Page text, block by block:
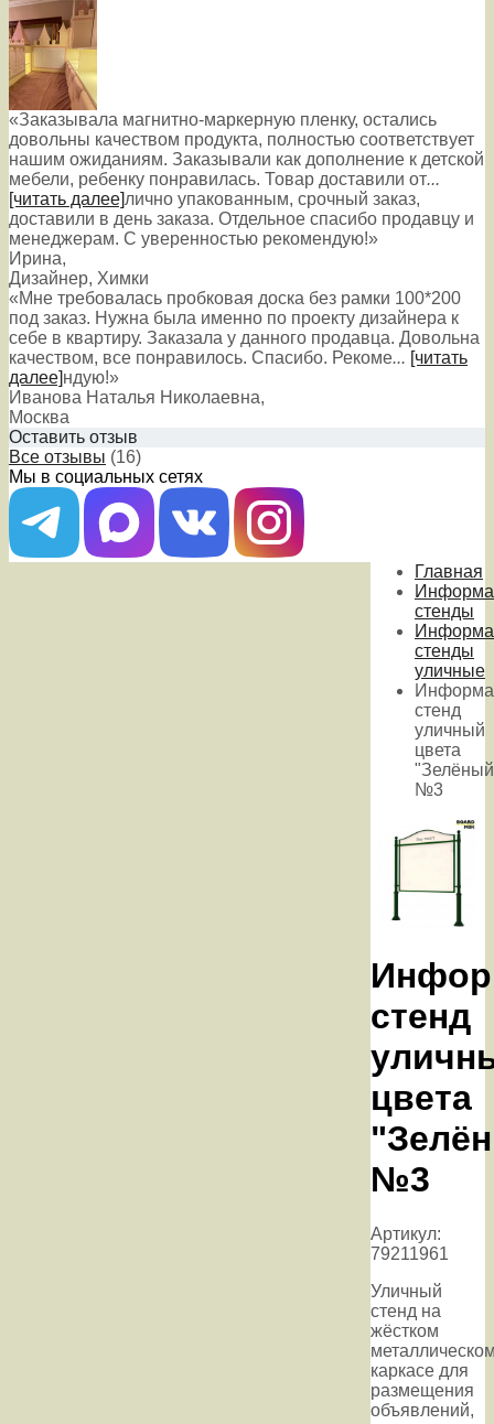
«Заказывала магнитно-маркерную пленку, остались
довольны качеством продукта, полностью соответствует
нашим ожиданиям. Заказывали как дополнение к детской
мебели, ребенку понравилась. Товар доставили от...
[читать далее]лично упакованным, срочный заказ,
доставили в день заказа. Отдельное спасибо продавцу и
менеджерам. С уверенностью рекомендую!»
Ирина,
Дизайнер, Химки
«Мне требовалась пробковая доска без рамки 100*200
под заказ. Нужна была именно по проекту дизайнера к
себе в квартиру. Заказала у данного продавца. Довольна
качеством, все понравилось. Спасибо. Рекоме... [читать
далее]ндую!»
Иванова Наталья Николаевна,
Москва
Оставить отзыв
Все отзывы (16)
Мы в социальных сетях
Главная
стенды
стенды
уличные
стенд
уличный
цвета
№3
стенд
цвета
№3
Артикул:
79211961
Уличный
стенд на
жёстком
каркасе для
размещения
объявлений,